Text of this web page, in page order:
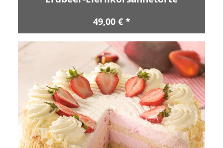
49,00 € *